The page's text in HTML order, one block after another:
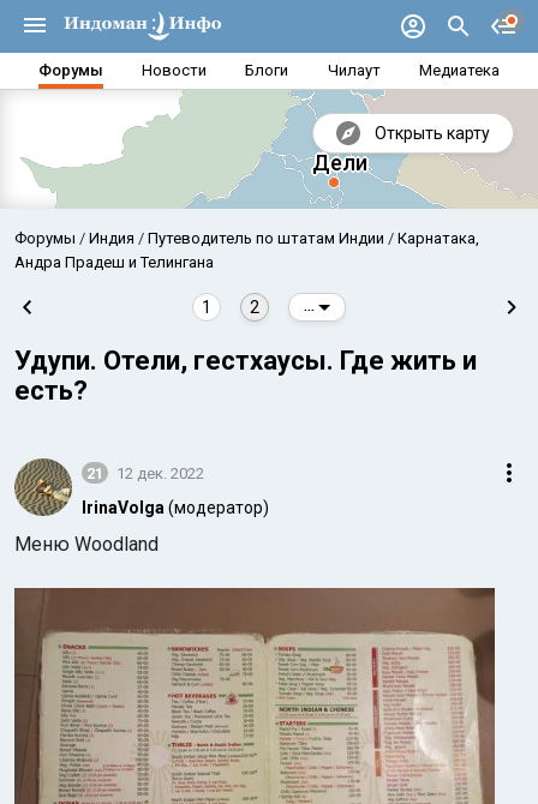
Форумы Новости Блоги Чилаут Медиатека
Открыть карту
Аравийское море
Индийский океан
Форумы Индия Путеводитель по штатам Индии
Карнатака,
Андра Прадеш и Телингана
1 2
Удупи. Отели, гестхаусы. Где жить и
есть?
21 12 дек. 2022
IrinaVolga (модератор)
Меню Woodland